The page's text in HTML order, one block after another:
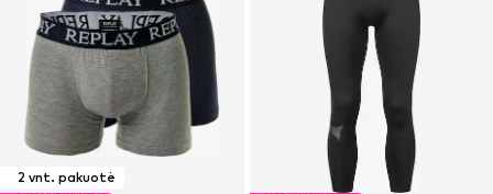
2 vnt. pakuotė